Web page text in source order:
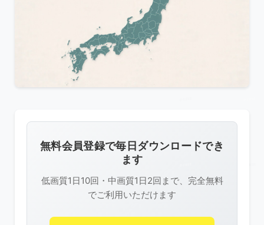
像
は
R-
FREE
無料会員登録で毎日ダウンロードでき
ます
低画質1日10回・中画質1日2回まで、完全無料
でご利用いただけます